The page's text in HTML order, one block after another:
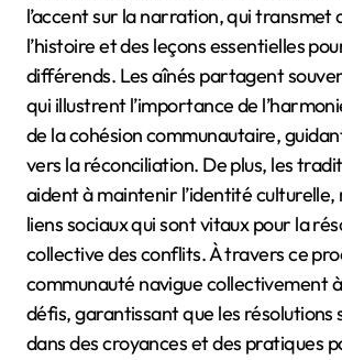
l’accent sur la narration, qui transmet
l’histoire et des leçons essentielles
différends. Les aînés partagent
qui illustrent l’importance de
de la cohésion communautaire,
vers la réconciliation. De plus, les
aident à maintenir l’identité
liens sociaux qui sont vitaux pour la
collective des conflits. À travers ce
communauté navigue collectivement
défis, garantissant que les résolutions
dans des croyances et des pratiques